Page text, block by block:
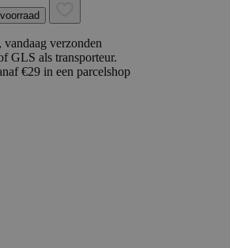
verzonden
GLS als transporteur.
€29 in een parcelshop